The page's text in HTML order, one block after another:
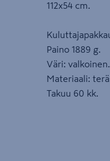
112x54 cm.
Paino 1889 g.
Väri: valkoinen.
Materiaali:
Takuu 60 kk.